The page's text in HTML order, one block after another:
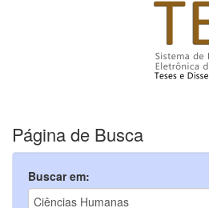
Página de Busca
Buscar em: